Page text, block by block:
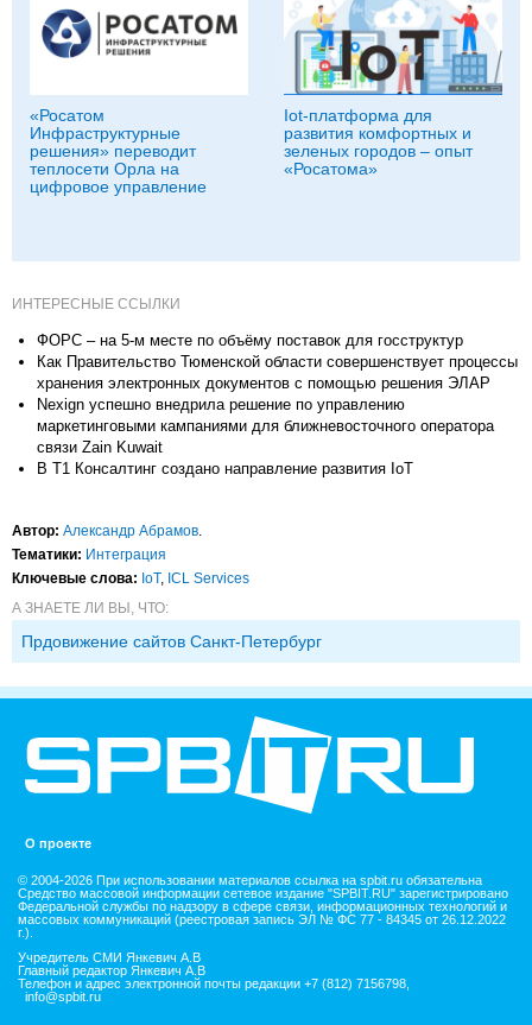
«Росатом
Инфраструктурные
решения» переводит
теплосети Орла на
цифровое управление
Iot-платформа для
развития комфортных и
зеленых городов – опыт
«Росатома»
ИНТЕРЕСНЫЕ ССЫЛКИ
ФОРС – на 5-м месте по объёму поставок для госструктур
Как Правительство Тюменской области совершенствует процессы
хранения электронных документов с помощью решения ЭЛАР
Nexign успешно внедрила решение по управлению
маркетинговыми кампаниями для ближневосточного оператора
связи Zain Kuwait
В Т1 Консалтинг создано направление развития IoT
Автор: Александр Абрамов
Тематики: Интеграция
Ключевые слова: IoT, ICL Services
А ЗНАЕТЕ ЛИ ВЫ, ЧТО:
Прдовижение сайтов Санкт-Петербург
О проекте
© 2004-2026 При использовании материалов ссылка на spbit.ru обязательна
Средство массовой информации сетевое издание "SPBIT.RU" зарегистрировано
Федеральной службы по надзору в сфере связи, информационных технологий и
массовых коммуникаций (реестровая запись ЭЛ № ФС 77 - 84345 от 26.12.2022
г.).
Учредитель СМИ Янкевич А.В
Главный редактор Янкевич А.В
Телефон и адрес электронной почты редакции +7 (812) 7156798,
info@spbit.ru